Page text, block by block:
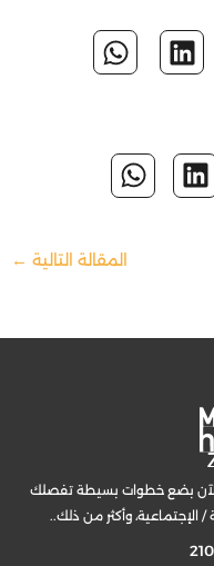
L
i
i
W
h
t
s
p
L
i
e
d
i
W
h
s
p
المقالة التالية ←
بضع خطوات بسيطة تفصلك
وأكثر من ذلك..